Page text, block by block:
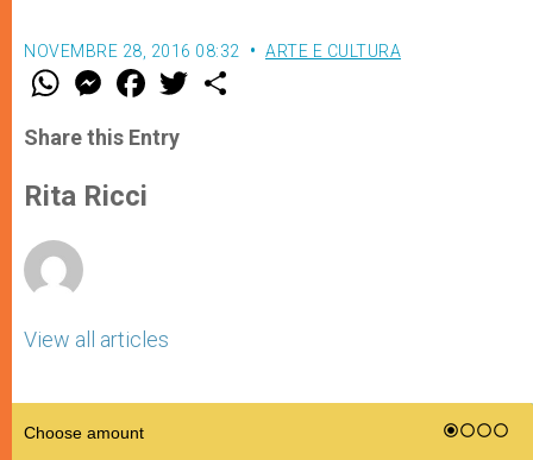
NOVEMBRE 28, 2016 08:32 ARTE E CULTURA
W
t
s
p
p
M
e
s
e
g
e
F
a
e
b
w
Share this Entry
Rita Ricci
View all articles